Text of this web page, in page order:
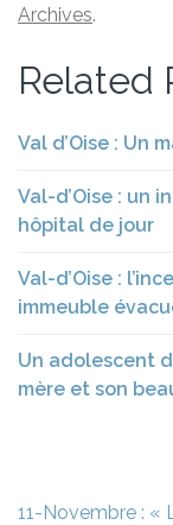
Archives.
Related
Val d’Oise : Un
Val-d’Oise : un
hôpital de jour
Val-d’Oise :
immeuble
Un adolescent
mère et son
Navigation
11-Novembre : «